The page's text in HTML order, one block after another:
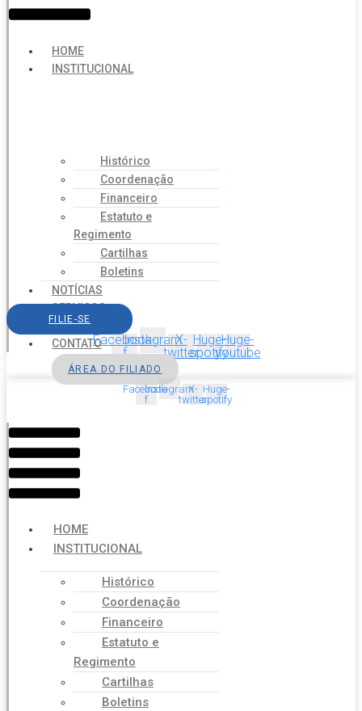
HOME
INSTITUCIONAL
Histórico
Coordenação
Financeiro
Estatuto e
Regimento
Cartilhas
Boletins
NOTÍCIAS
SERVIÇOS
AGENDA
CONTATO
FILIE-SE
Facebook-
f
InstagramX-
twitter
Huge-
spotify
Huge-
youtube
ÁREA DO FILIADO
Facebook-
f
InstagramX-
twitter
Huge-
spotify
Menu
HOME
INSTITUCIONAL
Histórico
Coordenação
Financeiro
Estatuto e
Regimento
Cartilhas
Boletins